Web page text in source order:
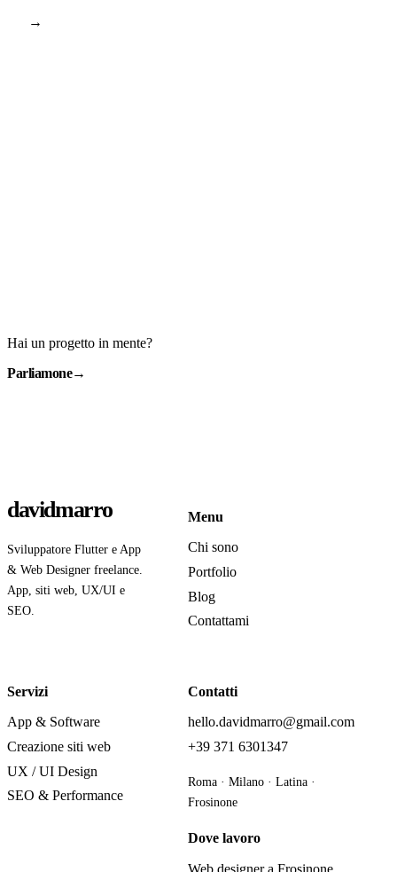
→
Hai un progetto in mente?
Parliamone→
davidmarro
Sviluppatore Flutter e App
& Web Designer freelance.
App, siti web, UX/UI e
SEO.
Menu
Chi sono
Portfolio
Blog
Contattami
Servizi
App & Software
Creazione siti web
UX / UI Design
SEO & Performance
Contatti
hello.davidmarro@gmail.com
+39 371 6301347
Roma · Milano · Latina ·
Frosinone
Dove lavoro
Web designer a Frosinone